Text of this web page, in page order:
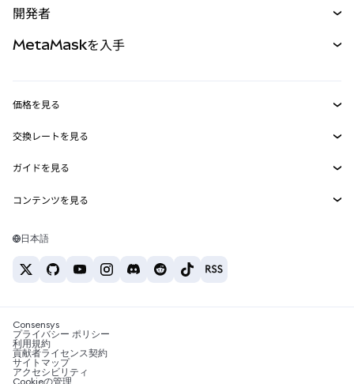
パーペチュアル
RWA
開発者
MetaMask Connect
Snaps
Web3サービス
MetaMaskを入手
セキュリティ
サポート
キャリア
お問い合わせ
価格を見る
イーサリアムの価格
Solanaの価格
Tetherの価格
交換レートを見る
ETH→USD
USDT→INR
BTC→INR
ETH→USDT
ガイドを見る
ETHの購入
USDTの購入
SHIBの購入
BNBの購入
コンテンツを見る
Solanaウォレット
税制関連ニュース
暗号資産の購入方法は？
ビットコインを売るには？
日本語
Consensys
プライバシー ポリシー
利用規約
貢献者ライセンス契約
サイトマップ
アクセシビリティ
Cookieの管理